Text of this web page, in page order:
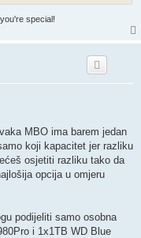
special!
MBO ima barem jedan
koji kapacitet jer razliku
osjetiti razliku tako da
opcija u omjeru
podijeliti samo osobna
i 1x1TB WD Blue